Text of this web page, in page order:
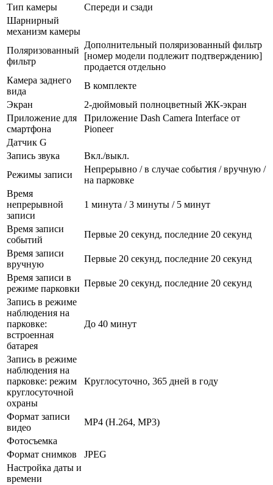
Тип камеры
Спереди и сзади
Шарнирный
механизм камеры
Поляризованный
фильтр
Дополнительный поляризованный фильтр
[номер модели подлежит подтверждению]
продается отдельно
Камера заднего
вида
В комплекте
Экран
2-дюймовый полноцветный ЖК-экран
Приложение для
смартфона
Приложение Dash Camera Interface от
Pioneer
Датчик G
Запись звука
Вкл./выкл.
Режимы записи
Непрерывно / в случае события / вручную /
на парковке
Время
непрерывной
записи
1 минута / 3 минуты / 5 минут
Время записи
событий
Первые 20 секунд, последние 20 секунд
Время записи
вручную
Первые 20 секунд, последние 20 секунд
Время записи в
режиме парковки
Первые 20 секунд, последние 20 секунд
Запись в режиме
наблюдения на
парковке:
встроенная
батарея
До 40 минут
Запись в режиме
наблюдения на
парковке: режим
круглосуточной
охраны
Круглосуточно, 365 дней в году
Формат записи
видео
MP4 (H.264, MP3)
Фотосъемка
Формат снимков
JPEG
Настройка даты и
времени